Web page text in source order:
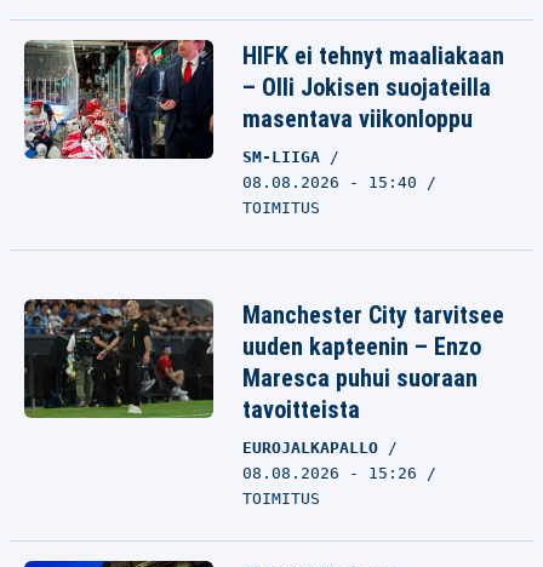
HIFK ei tehnyt maaliakaan
– Olli Jokisen suojateilla
masentava viikonloppu
SM-LIIGA
08.08.2026 - 15:40
TOIMITUS
Manchester City tarvitsee
uuden kapteenin – Enzo
Maresca puhui suoraan
tavoitteista
EUROJALKAPALLO
08.08.2026 - 15:26
TOIMITUS